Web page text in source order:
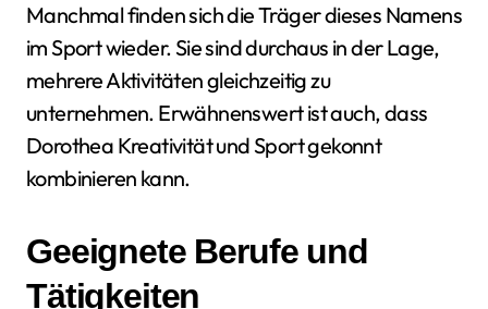
Manchmal finden sich die Träger dieses Namens
im Sport wieder. Sie sind durchaus in der Lage,
mehrere Aktivitäten gleichzeitig zu
unternehmen. Erwähnenswert ist auch, dass
Dorothea Kreativität und Sport gekonnt
kombinieren kann.
Geeignete Berufe und
Tätigkeiten